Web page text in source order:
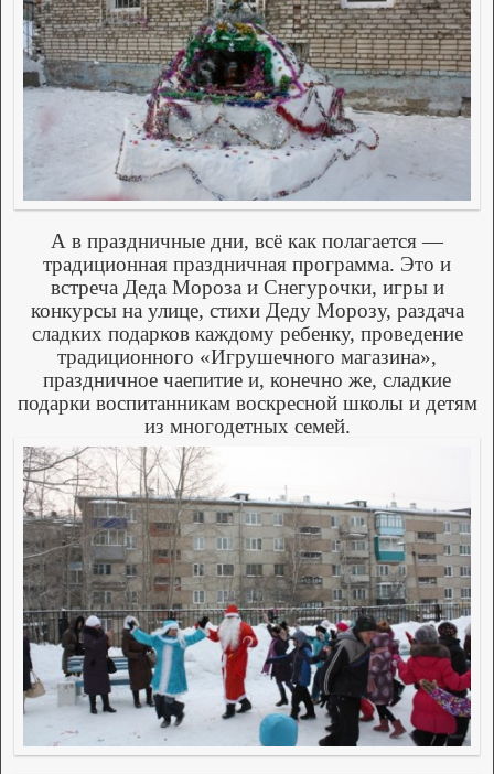
А в праздничные дни, всё как полагается —
традиционная праздничная программа. Это и
встреча Деда Мороза и Снегурочки, игры и
конкурсы на улице, стихи Деду Морозу, раздача
сладких подарков каждому ребенку, проведение
традиционного «Игрушечного магазина»,
праздничное чаепитие и, конечно же, сладкие
подарки воспитанникам воскресной школы и детям
из многодетных семей.